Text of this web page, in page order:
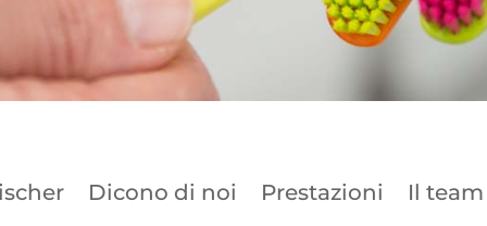
Dicono di noi Prestazioni Il team